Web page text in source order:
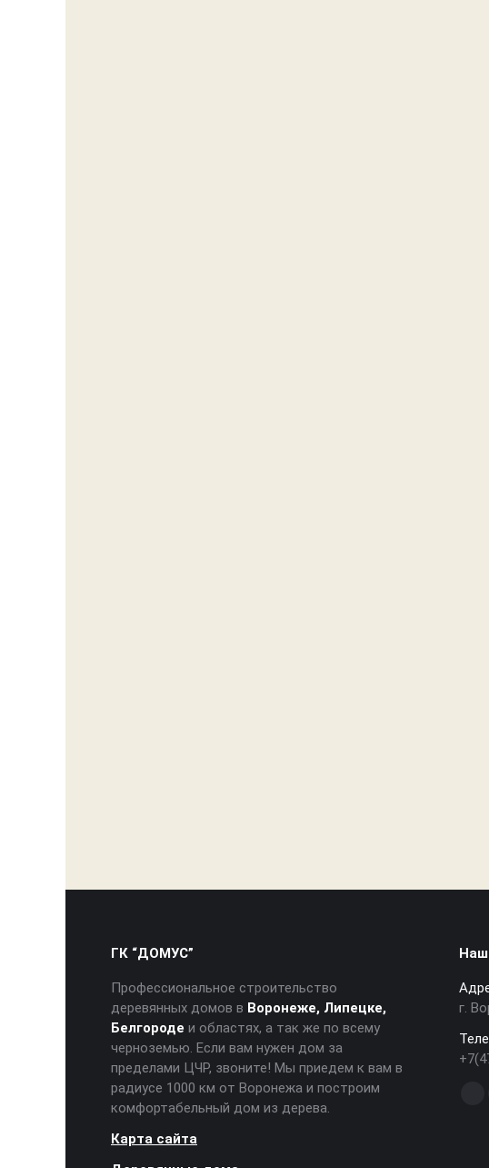
ГК “ДОМУС”
Профессиональное строительство
деревянных домов в Воронеже, Липецке,
Белгороде и областях, а так же по всему
черноземью. Если вам нужен дом за
пределами ЦЧР, звоните! Мы приедем к вам в
радиусе 1000 км от Воронежа и построим
комфортабельный дом из дерева.
Карта сайта
г.